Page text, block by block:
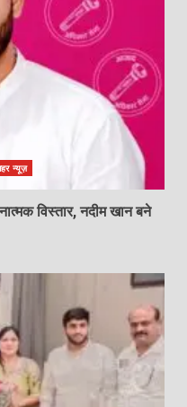
न्यूज़
विस्तार, नदीम खान बने